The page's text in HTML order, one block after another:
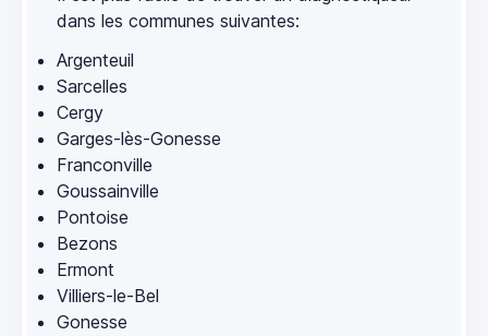
dans les communes suivantes:
Argenteuil
Sarcelles
Cergy
Garges-lès-Gonesse
Franconville
Goussainville
Pontoise
Bezons
Ermont
Villiers-le-Bel
Gonesse